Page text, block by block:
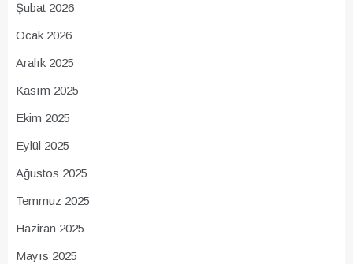
Şubat 2026
Ocak 2026
Aralık 2025
Kasım 2025
Ekim 2025
Eylül 2025
Ağustos 2025
Temmuz 2025
Haziran 2025
Mayıs 2025